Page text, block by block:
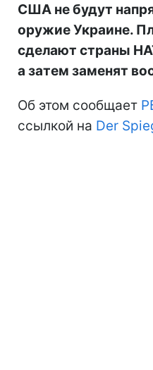
США не будут
оружие Украине.
сделают страны
а затем заменят
Об этом сообщает
ссылкой на Der